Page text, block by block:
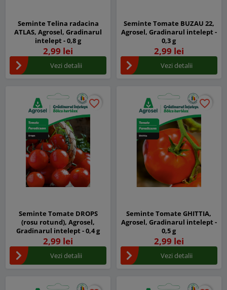
Seminte Telina radacina
ATLAS, Agrosel, Gradinarul
intelept - 0,8 g
2,99 lei
Vezi detalii
Seminte Tomate BUZAU 22,
Agrosel, Gradinarul intelept -
0,3 g
2,99 lei
Vezi detalii
favorite_border
favorite_border
Seminte Tomate DROPS
(rosu rotund), Agrosel,
Gradinarul intelept - 0,4 g
2,99 lei
Vezi detalii
favorite_border
favorite_border
Seminte Tomate GHITTIA,
Agrosel, Gradinarul intelept -
0,5 g
2,99 lei
Vezi detalii